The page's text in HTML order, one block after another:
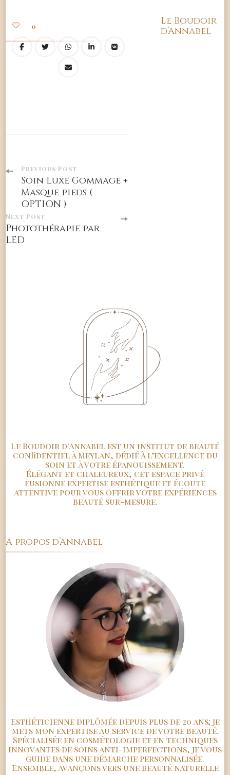
0
Post
Navigation
Previous Post
Soin Luxe Gommage +
Masque pieds (
OPTION )
Next Post
Photothérapie par
LED
Le Boudoir
d’Annabel
Le Boudoir d'Annabel est un institut de beauté
confidentiel à Meylan, dédié à l’excellence du
soin et à votre épanouissement.
Élégant et chaleureux, cet espace privé
fusionne expertise esthétique et écoute
attentive pour vous offrir votre expériences
beauté sur-mesure.
A propos d’Annabel
Esthéticienne diplômée depuis plus de 20 ans; je
mets mon expertise au service de votre beauté.
Spécialisée en cosmétologie et en techniques
innovantes de soins anti-imperfections, je vous
guide dans une démarche personnalisée.
Ensemble, avançons vers une beauté naturelle